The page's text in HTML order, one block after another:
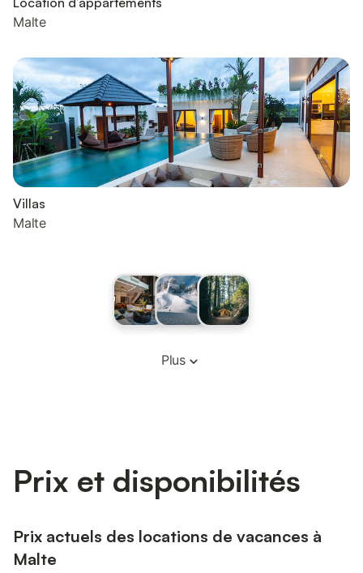
Malte
Villas
Malte
Plus
Prix et disponibilités
Prix actuels des locations de vacances à
Malte